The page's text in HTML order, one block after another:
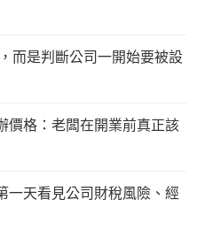
而是判斷公司一開始要被設
價格：老闆在開業前真正該
一天看見公司財稅風險、經